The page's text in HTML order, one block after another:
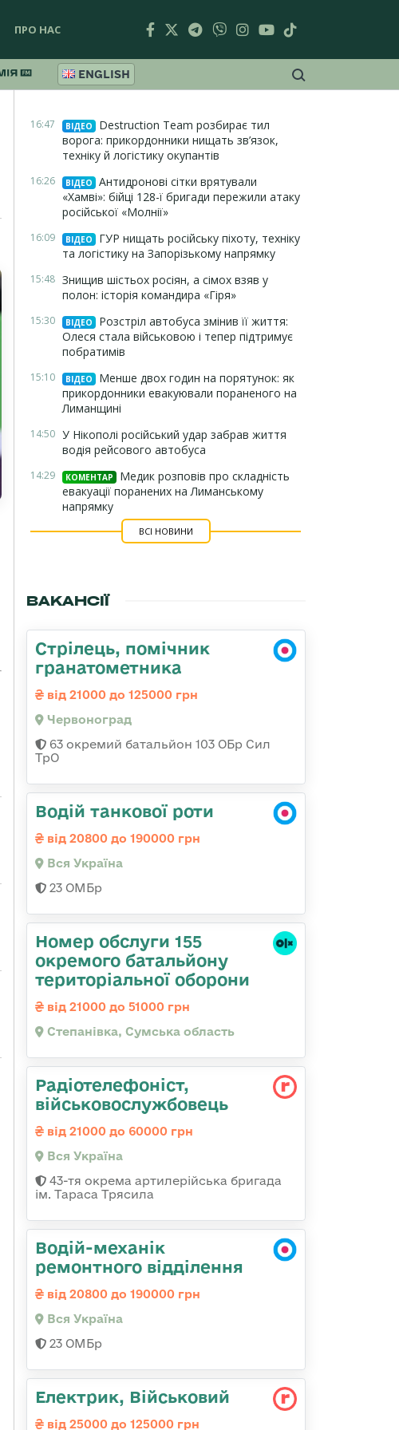
ПРО НАС
ENGLISH
16:47 ВІДЕО
Destruction Team розбирає тил
ворога: прикордонники нищать зв’язок,
техніку й логістику окупантів
16:26 ВІДЕО
Антидронові сітки врятували
«Хамві»: бійці 128-ї бригади пережили атаку
російської «Молнії»
16:09 ВІДЕО
ГУР нищать російську піхоту, техніку
та логістику на Запорізькому напрямку
15:48 Знищив шістьох росіян, а сімох взяв у
полон: історія командира «Гіря»
15:30 ВІДЕО
Розстріл автобуса змінив її життя:
Олеся стала військовою і тепер підтримує
побратимів
15:10 ВІДЕО
Менше двох годин на порятунок: як
прикордонники евакуювали пораненого на
Лиманщині
14:50 У Нікополі російський удар забрав життя
водія рейсового автобуса
14:29 КОМЕНТАР
Медик розповів про складність
евакуації поранених на Лиманському
напрямку
ВСІ НОВИНИ
ВАКАНСІЇ
Стрілець, помічник
гранатометника
від 21000 до 125000 грн
Червоноград
63 окремий батальйон 103 ОБр Сил
ТрО
Водій танкової роти
від 20800 до 190000 грн
Вся Україна
23 ОМБр
Номер обслуги 155
окремого батальйону
територіальної оборони
від 21000 до 51000 грн
Степанівка, Сумська область
Радіотелефоніст,
військовослужбовець
від 21000 до 60000 грн
Вся Україна
43-тя окрема артилерійська бригада
ім. Тараса Трясила
Водій-механік
ремонтного відділення
від 20800 до 190000 грн
Вся Україна
23 ОМБр
Електрик, Військовий
від 25000 до 125000 грн